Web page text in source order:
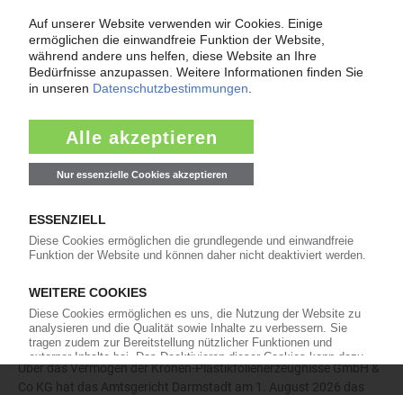
PS-HI will das Unternehmen die Preise um 170 EUR/t anheben.
ABS soll um 110 EUR/t teurer werden und SAN um...06.08.2026
mehr
Insolvenzen
Antrag: Karl Hess GmbH & Co KG
Insolvenzverfahrens beantragt. Das Amtsgericht Siegen bestellte
daraufhin am 27. Juli 2026 den Rechtsanwalt Nikolaos
Antoniadis vom Solinger Büro der Kanzlei Anure zum
Eröffnung: Kronen-Plastikfolienerzeugnisse GmbH & Co
KG
Über das Vermögen der Kronen-Plastikfolienerzeugnisse GmbH &
Co KG hat das Amtsgericht Darmstadt am 1. August 2026 das